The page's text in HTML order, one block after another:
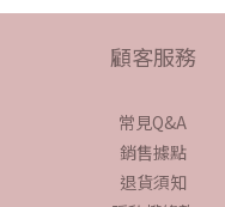
顧客服務
常見Q&A
銷售據點
退貨須知